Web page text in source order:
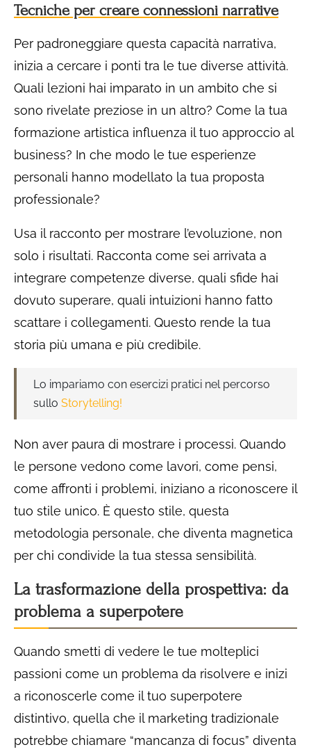
Tecniche per creare connessioni narrative
Per padroneggiare questa capacità narrativa,
inizia a cercare i ponti tra le tue diverse attività.
Quali lezioni hai imparato in un ambito che si
sono rivelate preziose in un altro? Come la tua
formazione artistica influenza il tuo approccio al
business? In che modo le tue esperienze
personali hanno modellato la tua proposta
professionale?
Usa il racconto per mostrare l’evoluzione, non
solo i risultati. Racconta come sei arrivata a
integrare competenze diverse, quali sfide hai
dovuto superare, quali intuizioni hanno fatto
scattare i collegamenti. Questo rende la tua
storia più umana e più credibile.
Lo impariamo con esercizi pratici nel percorso
sullo Storytelling!
Non aver paura di mostrare i processi. Quando
le persone vedono come lavori, come pensi,
come affronti i problemi, iniziano a riconoscere il
tuo stile unico. È questo stile, questa
metodologia personale, che diventa magnetica
per chi condivide la tua stessa sensibilità.
La trasformazione della prospettiva: da
problema a superpotere
Quando smetti di vedere le tue molteplici
passioni come un problema da risolvere e inizi
a riconoscerle come il tuo superpotere
distintivo, quella che il marketing tradizionale
potrebbe chiamare “mancanza di focus” diventa